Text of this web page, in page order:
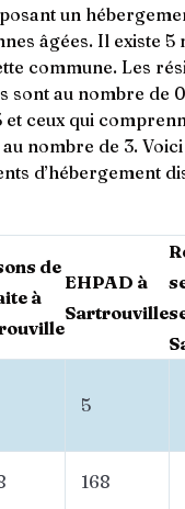
un
âgées. Il existe 5
commune. Les
sont au nombre de
et ceux qui
nombre de 3.
d’hébergement
de
à
EHPAD à
Sartrouville
5
168